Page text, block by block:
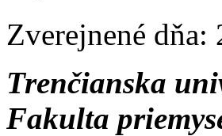
Zverejnené dňa:
Trenčianska
Fakulta